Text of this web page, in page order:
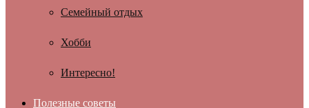
Семейный отдых
Хобби
Интересно!
Полезные советы